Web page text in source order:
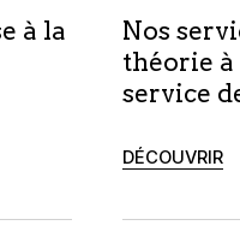
à la
Nos
théorie
service
DÉCOUVRIR